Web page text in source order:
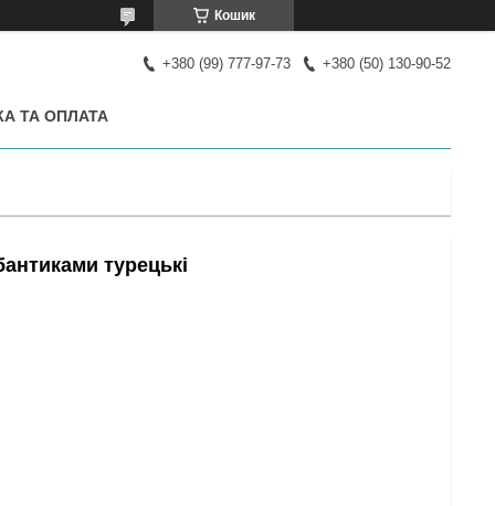
Кошик
+380 (99) 777-97-73 +380 (50) 130-90-52
ТА ОПЛАТА
турецькі